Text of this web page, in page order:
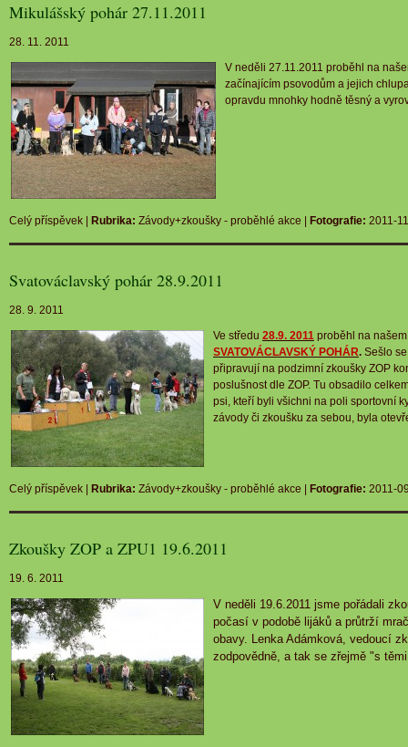
Mikulášský pohár 27.11.2011
28. 11. 2011
V neděli 27.11.2011 proběhl na
začínajícím psovodům a jejich
opravdu mnohky hodně těsný a
Celý příspěvek Rubrika: Závody+zkoušky - proběhlé akce Fotografie: 2011-
Svatováclavský pohár 28.9.2011
28. 9. 2011
Ve středu 28.9. 2011 proběhl na
SVATOVÁCLAVSKÝ POHÁR. Sešlo
připravují na podzimní zkoušky ZOP
poslušnost dle ZOP. Tu obsadilo
psi, kteří byli všichni na poli sportovní
závody či zkoušku za sebou, byla
Celý příspěvek Rubrika: Závody+zkoušky - proběhlé akce Fotografie: 2011-
Zkoušky ZOP a ZPU1 19.6.2011
19. 6. 2011
V neděli 19.6.2011 jsme pořádali
počasí v podobě lijáků a průtrží
obavy. Lenka Adámková, vedoucí
zodpovědně, a tak se zřejmě "s